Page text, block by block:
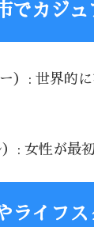
でカジ
）: 世界的に
: 女性が最
ライフ